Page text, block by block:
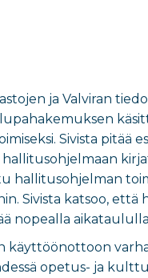
ja Valviran
Sivista pitää
hallitusohjelman
Sivista katsoo,
nopealla
opetus- ja